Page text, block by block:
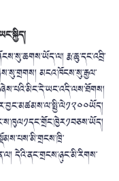
རྨ་ཆུ་དང་འབྲི་
མངའ་ཁོངས་སུ་རྒྱལ་
དེའི་ནང་གྲངས་ཉུང་མི་རིགས་